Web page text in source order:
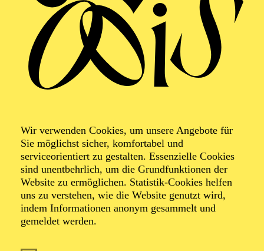
Wir verwenden Cookies, um unsere Angebote für
Sie möglichst sicher, komfortabel und
serviceorientiert zu gestalten. Essenzielle Cookies
sind unentbehrlich, um die Grundfunktionen der
Website zu ermöglichen. Statistik-Cookies helfen
uns zu verstehen, wie die Website genutzt wird,
indem Informationen anonym gesammelt und
gemeldet werden.
Loriot
"Die Ente bleibt
draußen!"
Veranstalter: Neumann-Wolff Media und Vertrieb